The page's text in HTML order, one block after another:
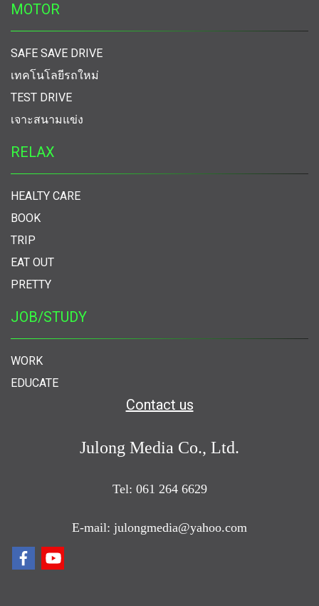
MOTOR
SAFE SAVE DRIVE
เทคโนโลยีรถใหม่
TEST DRIVE
เจาะสนามแข่ง
RELAX
HEALTY CARE
BOOK
TRIP
EAT OUT
PRETTY
JOB/STUDY
WORK
EDUCATE
Contact us
Julong Media Co., Ltd.
Tel: 061 264 6629
E-mail: julongmedia@yahoo.com